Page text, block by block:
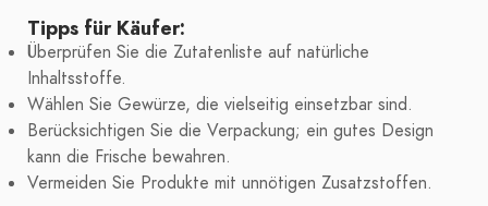
Tipps für Käufer:
Überprüfen Sie die Zutatenliste auf natürliche
Inhaltsstoffe.
Wählen Sie Gewürze, die vielseitig einsetzbar sind.
Berücksichtigen Sie die Verpackung; ein gutes Design
kann die Frische bewahren.
Vermeiden Sie Produkte mit unnötigen Zusatzstoffen.